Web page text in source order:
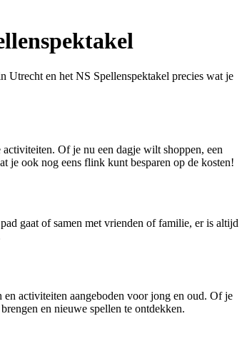
Utrecht en het NS Spellenspektakel precies wat je
Of je nu een dagje wilt shoppen, een
je ook nog eens flink kunt besparen op de kosten!
gaat of samen met vrienden of familie, er is altijd
activiteiten aangeboden voor jong en oud. Of je
en nieuwe spellen te ontdekken.